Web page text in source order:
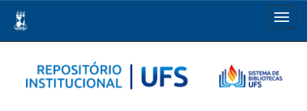
navigation